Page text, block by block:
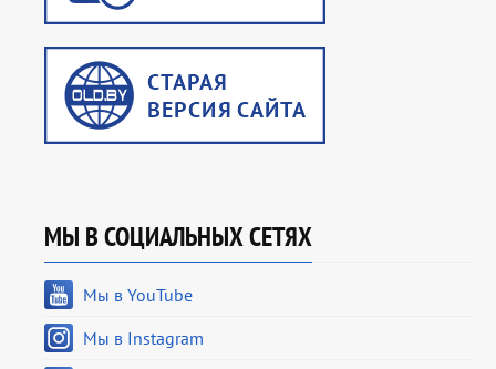
МЫ В СОЦИАЛЬНЫХ СЕТЯХ
Мы в YouTube
Мы в Instagram